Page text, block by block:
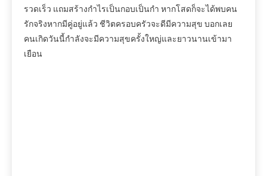
รวดเร็ว แถมสร้างกำไรเป็นกอบเป็นกำ หากโสดก็จะได้พบคน
รักจริงหากมีคู่อยู่แล้ว ชีวิตครอบครัวจะดีมีความสุข บอกเลย
คนเกิดวันนี้กำลังจะมีความสุขครั้งใหญ่และยาวนานเข้ามา
เยือน